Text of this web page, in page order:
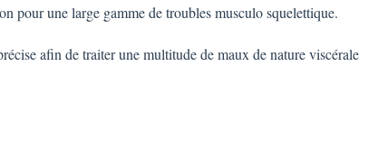
pour une large gamme de troubles musculo squelettique.
afin de traiter une multitude de maux de nature viscérale